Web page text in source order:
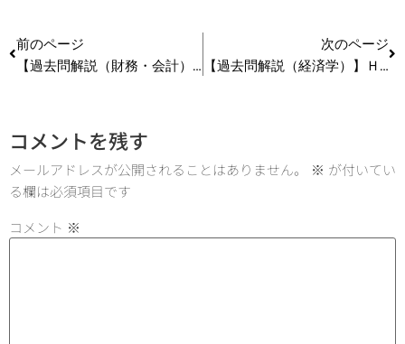
前のページ
【過去問解説（財務・会計）】Ｈ28第9問 CF計算書、経営分析
次のページ
【過去問解説（経済学）】Ｈ27第15問 費用関数
コメントを残す
メールアドレスが公開されることはありません。 ※ が付いてい
る欄は必須項目です
コメント ※